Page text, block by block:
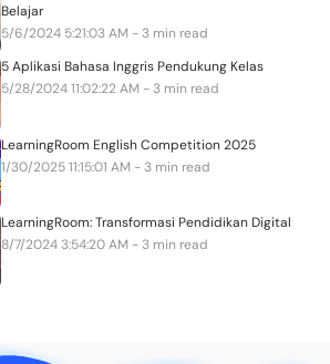
Belajar
5/6/2024 5:21:03 AM - 3 min read
5 Aplikasi Bahasa Inggris Pendukung Kelas
5/28/2024 11:02:22 AM - 3 min read
LearningRoom English Competition 2025
1/30/2025 11:15:01 AM - 3 min read
LearningRoom: Transformasi Pendidikan Digital
8/7/2024 3:54:20 AM - 3 min read